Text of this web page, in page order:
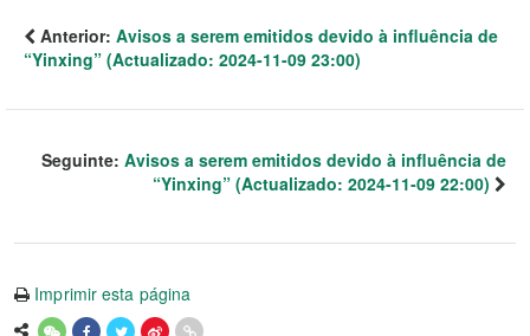
Anterior: Avisos a serem emitidos devido à influência de
“Yinxing” (Actualizado: 2024-11-09 23:00)
Seguinte: Avisos a serem emitidos devido à influência de
“Yinxing” (Actualizado: 2024-11-09 22:00)
Imprimir esta página